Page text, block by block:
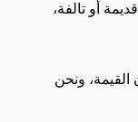
أو تالفة،
ونحن